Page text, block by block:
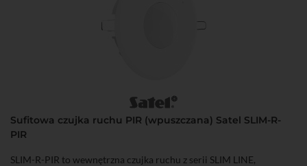
Sufitowa czujka ruchu PIR (wpuszczana) Satel SLIM-R-
PIR
SLIM-R-PIR to wewnętrzna czujka ruchu z serii SLIM LINE,